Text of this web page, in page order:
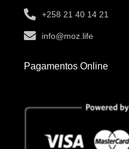
+258 21 40 14 21
info@moz.life
Pagamentos Online